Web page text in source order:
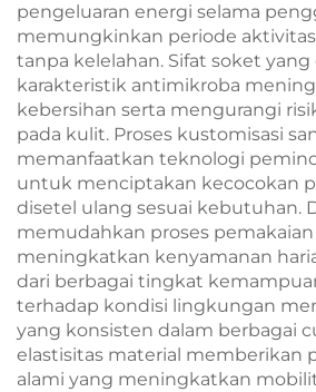
pengeluaran energi selama
memungkinkan periode
tanpa kelelahan. Sifat soket
karakteristik antimikroba
kebersihan serta mengurangi
pada kulit. Proses kustomisasi
memanfaatkan teknologi
untuk menciptakan kecocokan
disetel ulang sesuai kebutuhan.
memudahkan proses
meningkatkan kenyamanan
dari berbagai tingkat
terhadap kondisi lingkungan
yang konsisten dalam berbagai
elastisitas material memberikan
alami yang meningkatkan